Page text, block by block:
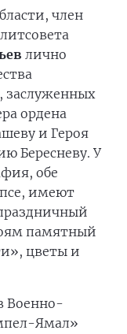
член
лично
заслуженных
ордена
и Героя
Бересневу. У
обе
имеют
памятный
цветы и
Военно-
Ямал»